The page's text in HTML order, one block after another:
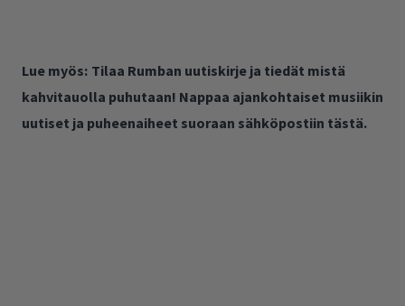
Lue myös: Tilaa Rumban uutiskirje ja tiedät mistä
kahvitauolla puhutaan! Nappaa ajankohtaiset musiikin
uutiset ja puheenaiheet suoraan sähköpostiin tästä.